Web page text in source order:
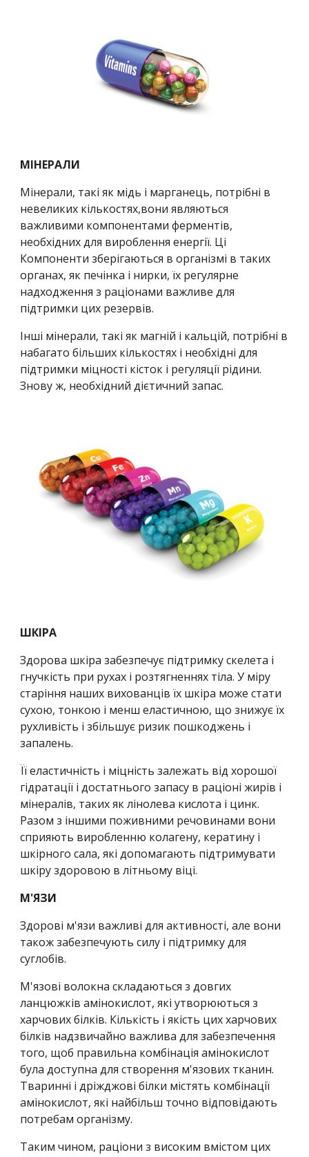
МІНЕРАЛИ
Мінерали, такі як мідь і марганець, потрібні в
невеликих кількостях,вони являються
важливими компонентами ферментів,
необхідних для вироблення енергії. Ці
Компоненти зберігаються в організмі в таких
органах, як печінка і нирки, їх регулярне
надходження з раціонами важливе для
підтримки цих резервів.
Інші мінерали, такі як магній і кальцій, потрібні в
набагато більших кількостях і необхідні для
підтримки міцності кісток і регуляції рідини.
Знову ж, необхідний дієтичний запас.
ШКІРА
Здорова шкіра забезпечує підтримку скелета і
гнучкість при рухах і розтягненнях тіла. У міру
старіння наших вихованців їх шкіра може стати
сухою, тонкою і менш еластичною, що знижує їх
рухливість і збільшує ризик пошкоджень і
запалень.
Її еластичність і міцність залежать від хорошої
гідратації і достатнього запасу в раціоні жирів і
мінералів, таких як лінолева кислота і цинк.
Разом з іншими поживними речовинами вони
сприяють виробленню колагену, кератину і
шкірного сала, які допомагають підтримувати
шкіру здоровою в літньому віці.
М'ЯЗИ
Здорові м'язи важливі для активності, але вони
також забезпечують силу і підтримку для
суглобів.
М'язові волокна складаються з довгих
ланцюжків амінокислот, які утворюються з
харчових білків. Кількість і якість цих харчових
білків надзвичайно важлива для забезпечення
того, щоб правильна комбінація амінокислот
була доступна для створення м'язових тканин.
Тваринні і дріжджові білки містять комбінації
амінокислот, які найбільш точно відповідають
потребам організму.
Таким чином, раціони з високим вмістом цих